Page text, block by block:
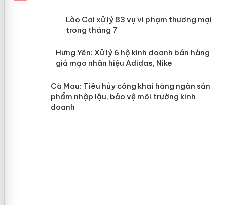
Lào Cai xử lý 83 vụ vi phạm thương
mại trong tháng 7
Hưng Yên: Xử lý 6 hộ kinh doanh bán
hàng giả mạo nhãn hiệu Adidas, Nike